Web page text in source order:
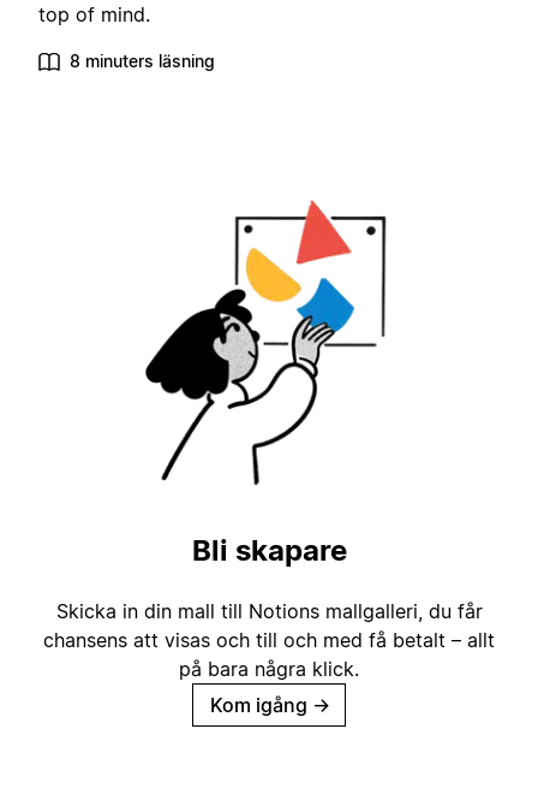
top of mind.
8 minuters läsning
Bli skapare
Skicka in din mall till Notions mallgalleri, du får
chansens att visas och till och med få betalt – allt
på bara några klick.
Kom igång →